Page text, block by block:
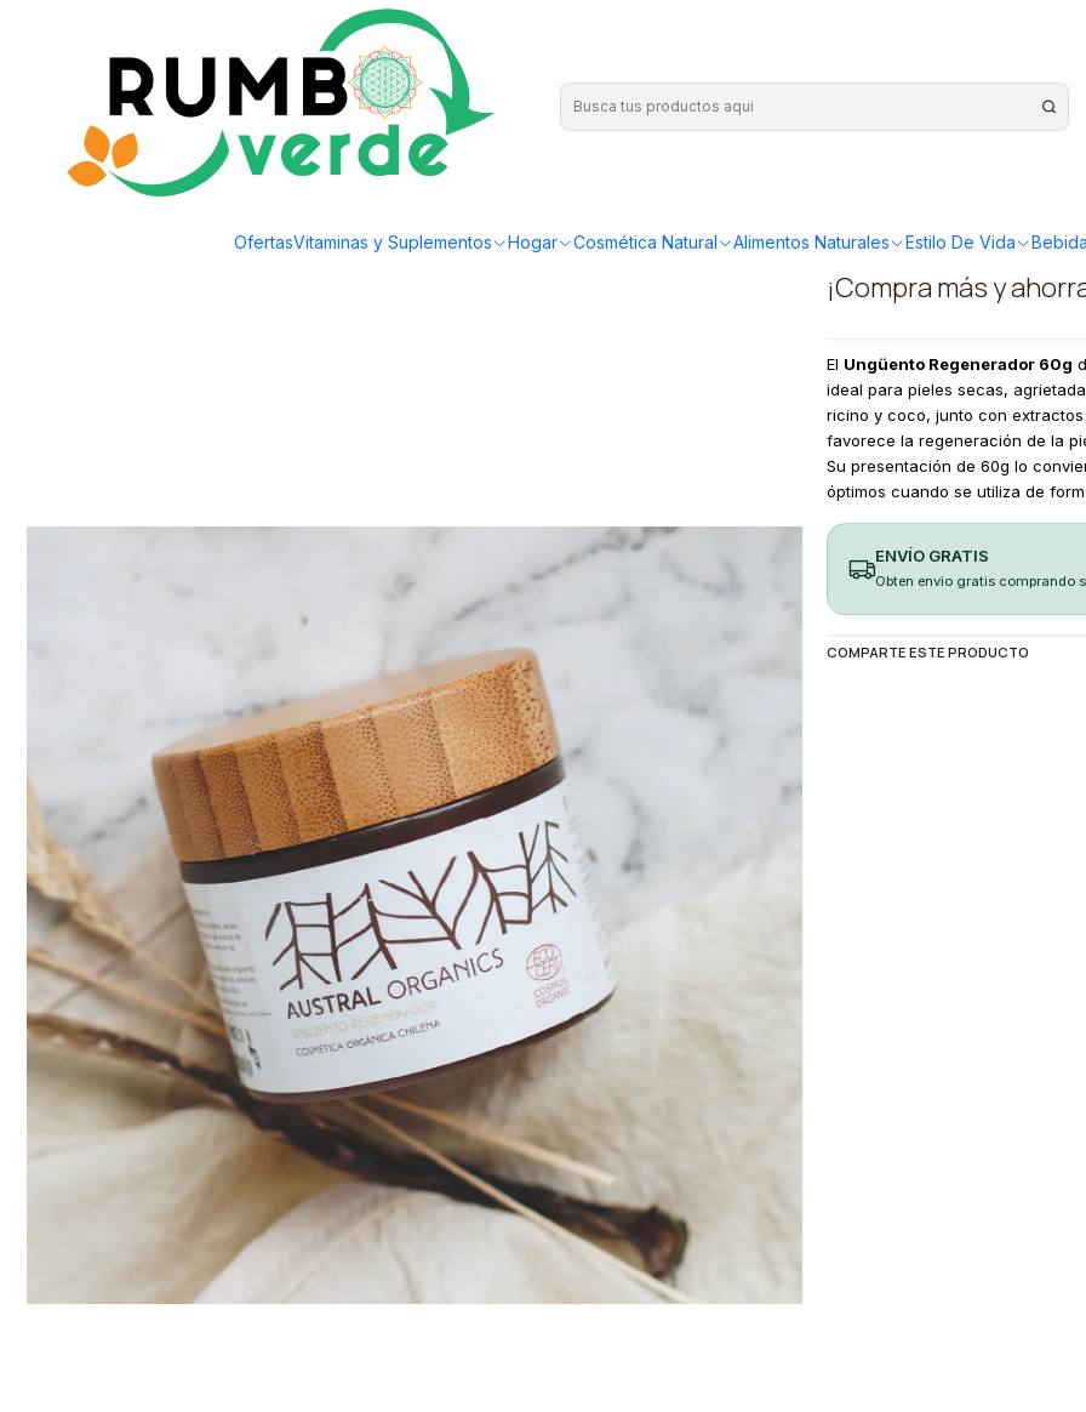
OfertasVitaminas y Suplementos Hogar Cosmética Natural Alimentos Naturales Estilo De Vida
Envío gratis por compras sobre los 59.990 en la provincia de Santiago
Cosmética Natural Cuidado de la Piel Austral Organics - Unguento Regenerador 60g
¡Compra más y
El Ungüento Regenerador 60g
ideal para pieles secas,
ricino y coco, junto con
favorece la regeneración de la
Su presentación de 60g lo
óptimos cuando se utiliza de
ENVÍO GRATIS
Obten envio gratis comprando
COMPARTE ESTE PRODUCTO